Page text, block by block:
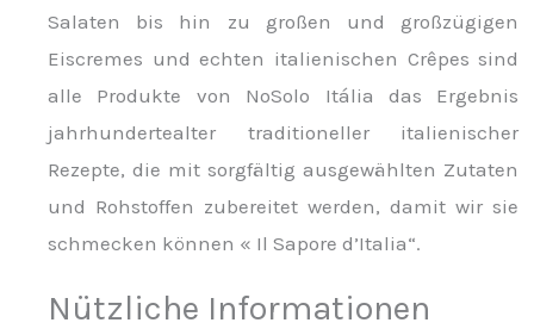
Salaten bis hin zu großen und großzügigen
Eiscremes und echten italienischen Crêpes sind
alle Produkte von NoSolo Itália das Ergebnis
jahrhundertealter traditioneller italienischer
Rezepte, die mit sorgfältig ausgewählten Zutaten
und Rohstoffen zubereitet werden, damit wir sie
schmecken können « Il Sapore d’Italia“.
Nützliche Informationen